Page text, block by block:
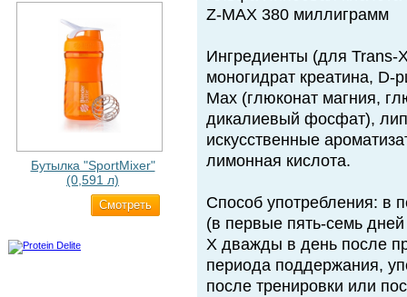
Бутылка "SportMixer"
(0,591 л)
Cмотреть
Z-MAX 380 миллиграмм
Ингредиенты (для Trans-
моногидрат креатина, D-
Max (глюконат магния,
дикалиевый фосфат),
искусственные
лимонная кислота.
Способ употребления: в
(в первые пять-семь
X дважды в день после
периода поддержания,
после тренировки или